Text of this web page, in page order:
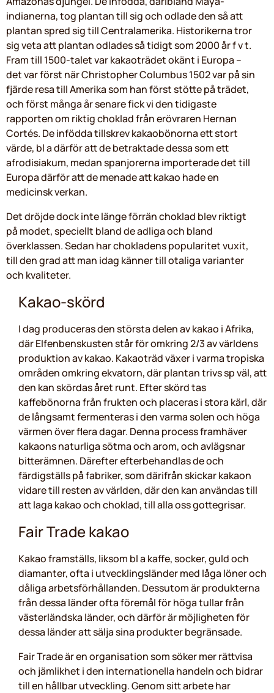
indianerna, tog plantan till sig och odlade den så att
plantan spred sig till Centralamerika. Historikerna tror
sig veta att plantan odlades så tidigt som 2000 år f v t.
Fram till 1500-talet var kakaoträdet okänt i Europa –
det var först när Christopher Columbus 1502 var på sin
fjärde resa till Amerika som han först stötte på trädet,
och först många år senare fick vi den tidigaste
rapporten om riktig choklad från erövraren Hernan
Cortés. De infödda tillskrev kakaobönorna ett stort
värde, bl a därför att de betraktade dessa som ett
afrodisiakum, medan spanjorerna importerade det till
Europa därför att de menade att kakao hade en
medicinsk verkan.
Det dröjde dock inte länge förrän choklad blev riktigt
på modet, speciellt bland de adliga och bland
överklassen. Sedan har chokladens popularitet vuxit,
till den grad att man idag känner till otaliga varianter
och kvaliteter.
Kakao-skörd
I dag produceras den största delen av kakao i Afrika,
där Elfenbenskusten står för omkring 2/3 av världens
produktion av kakao. Kakaoträd växer i varma tropiska
områden omkring ekvatorn, där plantan trivs sp väl, att
den kan skördas året runt. Efter skörd tas
kaffebönorna från frukten och placeras i stora kärl, där
de långsamt fermenteras i den varma solen och höga
värmen över flera dagar. Denna process framhäver
kakaons naturliga sötma och arom, och avlägsnar
bitterämnen. Därefter efterbehandlas de och
färdigställs på fabriker, som därifrån skickar kakaon
vidare till resten av världen, där den kan användas till
att laga kakao och choklad, till alla oss gottegrisar.
Fair Trade kakao
Kakao framställs, liksom bl a kaffe, socker, guld och
diamanter, ofta i utvecklingsländer med låga löner och
dåliga arbetsförhållanden. Dessutom är produkterna
från dessa länder ofta föremål för höga tullar från
västerländska länder, och därför är möjligheten för
dessa länder att sälja sina produkter begränsade.
Fair Trade är en organisation som söker mer rättvisa
och jämlikhet i den internationella handeln och bidrar
till en hållbar utveckling. Genom sitt arbete har